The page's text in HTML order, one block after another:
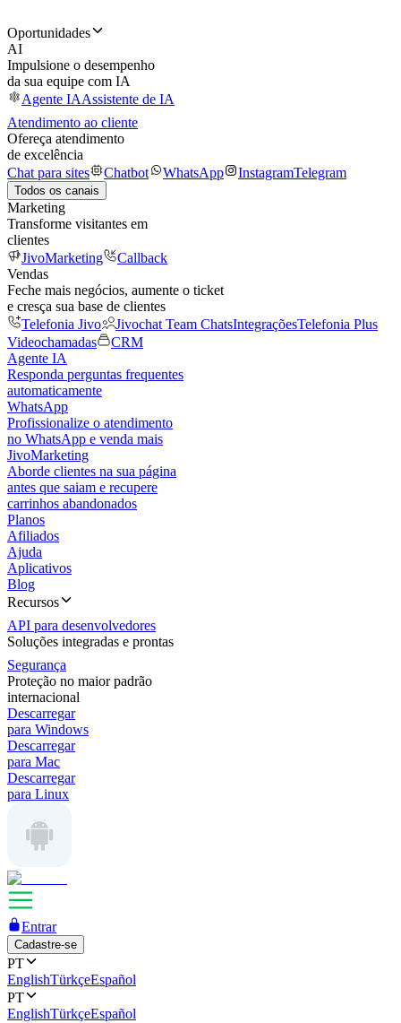
Oportunidades
AI
Impulsione o desempenho
da sua equipe com IA
Agente IAAssistente de IA
Atendimento ao cliente
Ofereça atendimento
de excelência
Chat para sites
Chatbot WhatsApp InstagramTelegram
Todos os canais
Marketing
Transforme visitantes em
clientes
JivoMarketing
Callback
Vendas
Feche mais negócios, aumente o ticket
e cresça sua base de clientes
Telefonia Jivo
Jivochat Team ChatsIntegraçõesTelefonia Plus
Videochamadas
CRM
Agente IA
Responda perguntas frequentes
automaticamente
WhatsApp
Profissionalize o atendimento
no WhatsApp e venda mais
JivoMarketing
Aborde clientes na sua página
antes que saiam e recupere
carrinhos abandonados
Planos
Afiliados
Ajuda
Aplicativos
Blog
Recursos
API para desenvolvedores
Soluções integradas e prontas
Segurança
Proteção no maior padrão
internacional
Descarregar
para Windows
Descarregar
para Mac
Descarregar
para Linux
Entrar
Cadastre-se
PT
EnglishTürkçeEspañol
PT
EnglishTürkçeEspañol